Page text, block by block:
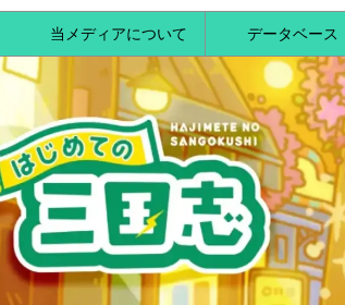
当メディアについて データベース